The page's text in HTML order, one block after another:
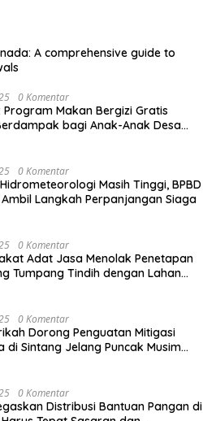
A comprehensive guide to
0 Komentar
Program Makan Bergizi Gratis
bagi Anak-Anak Desa
0 Komentar
Masih Tinggi, BPBD
Langkah Perpanjangan Siaga
0 Komentar
Adat Jasa Menolak Penetapan
Tumpang Tindih dengan Lahan
0 Komentar
Dorong Penguatan Mitigasi
di Sintang Jelang Puncak Musim
0 Komentar
Distribusi Bantuan Pangan di